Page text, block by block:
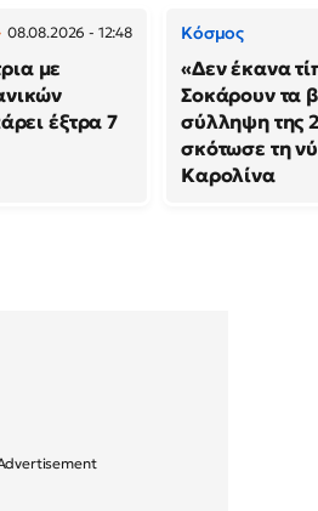
08.08.2026 - 12:48
με
έξτρα 7
Κόσμος
«Δεν έκανα
Σοκάρουν τα
σύλληψη της
σκότωσε τη
Καρολίνα